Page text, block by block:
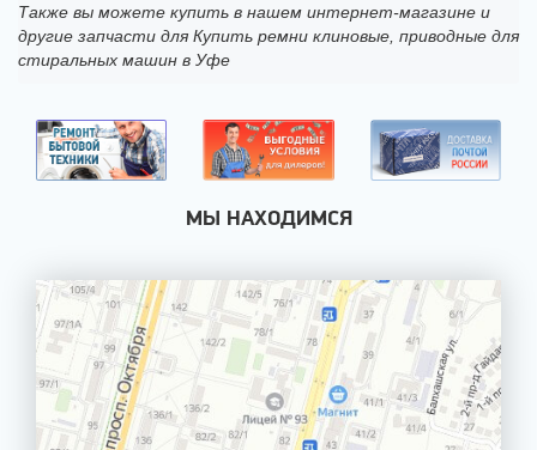
Также вы можете купить в нашем интернет-магазине и
другие запчасти для Купить ремни клиновые, приводные для
стиральных машин в Уфе
МЫ НАХОДИМСЯ